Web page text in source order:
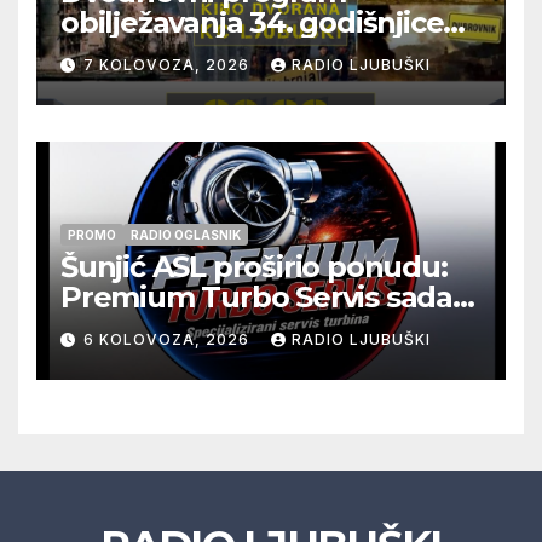
obilježavanja 34. godišnjice
pogibije generala Blaža
Kraljevića i osmorice
pripadnika HOS-a
7 KOLOVOZA, 2026 RADIO LJUBUŠKI
PROMO RADIO OGLASNIK
Šunjić ASL proširio ponudu:
Premium Turbo Servis sada
na jednoj adresi u Ljubuškom
6 KOLOVOZA, 2026 RADIO LJUBUŠKI